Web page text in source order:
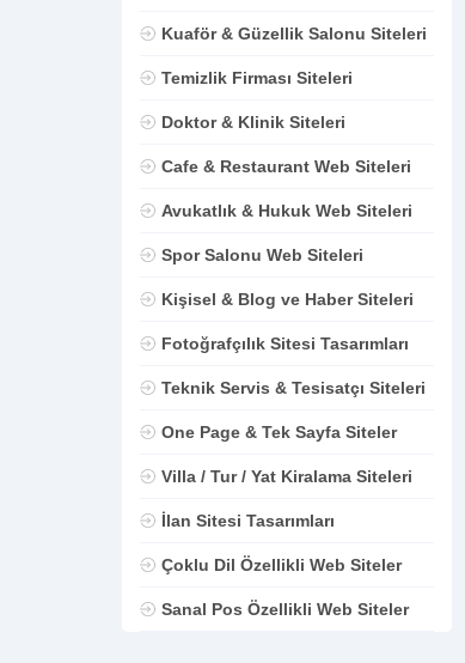
Kuaför & Güzellik Salonu Siteleri
Temizlik Firması Siteleri
Doktor & Klinik Siteleri
Cafe & Restaurant Web Siteleri
Avukatlık & Hukuk Web Siteleri
Spor Salonu Web Siteleri
Kişisel & Blog ve Haber Siteleri
Fotoğrafçılık Sitesi Tasarımları
Teknik Servis & Tesisatçı Siteleri
One Page & Tek Sayfa Siteler
Villa / Tur / Yat Kiralama Siteleri
İlan Sitesi Tasarımları
Çoklu Dil Özellikli Web Siteler
Sanal Pos Özellikli Web Siteler